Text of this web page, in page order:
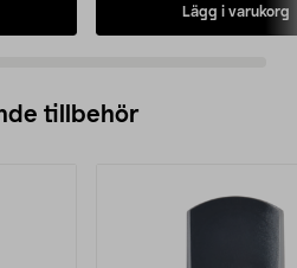
Lägg i varukorg
tillbehör